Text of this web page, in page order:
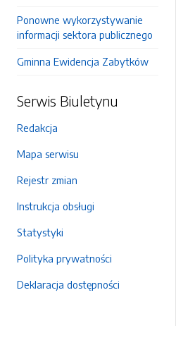
Ponowne wykorzystywanie
informacji sektora publicznego
Gminna Ewidencja Zabytków
Serwis Biuletynu
Redakcja
Mapa serwisu
Rejestr zmian
Instrukcja obsługi
Statystyki
Polityka prywatności
Deklaracja dostępności